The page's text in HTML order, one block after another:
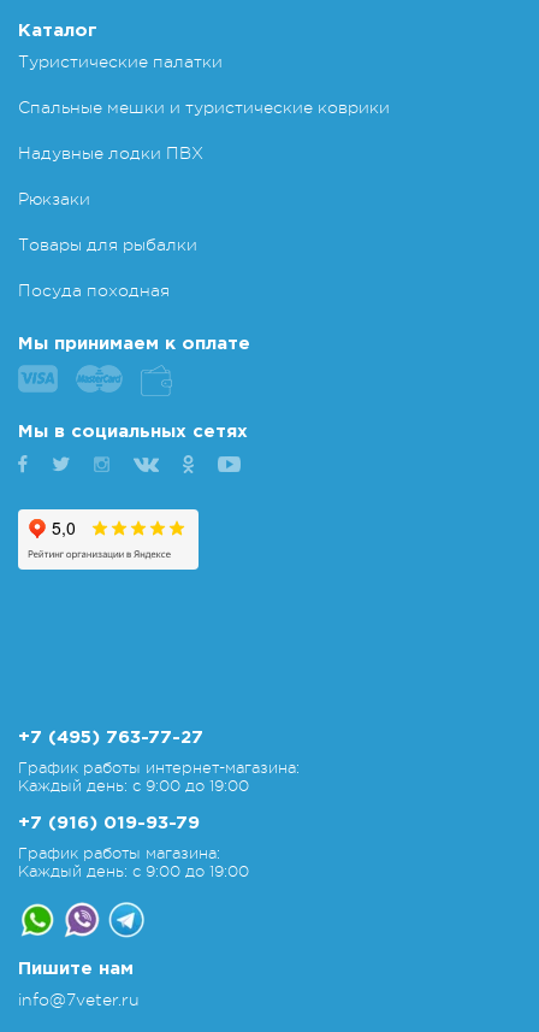
Каталог
Туристические палатки
Спальные мешки и туристические коврики
Надувные лодки ПВХ
Рюкзаки
Товары для рыбалки
Посуда походная
Мы принимаем к оплате
Мы в социальных сетях
+7 (495) 763-77-27
График работы интернет-магазина:
Каждый день: с 9:00 до 19:00
+7 (916) 019-93-79
График работы магазина:
Каждый день: с 9:00 до 19:00
Пишите нам
info@7veter.ru